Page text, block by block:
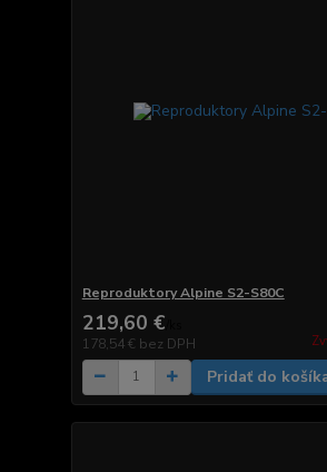
Reproduktory Alpine S2-S80C
219,60 €
178,54 € bez DPH
Pridať do